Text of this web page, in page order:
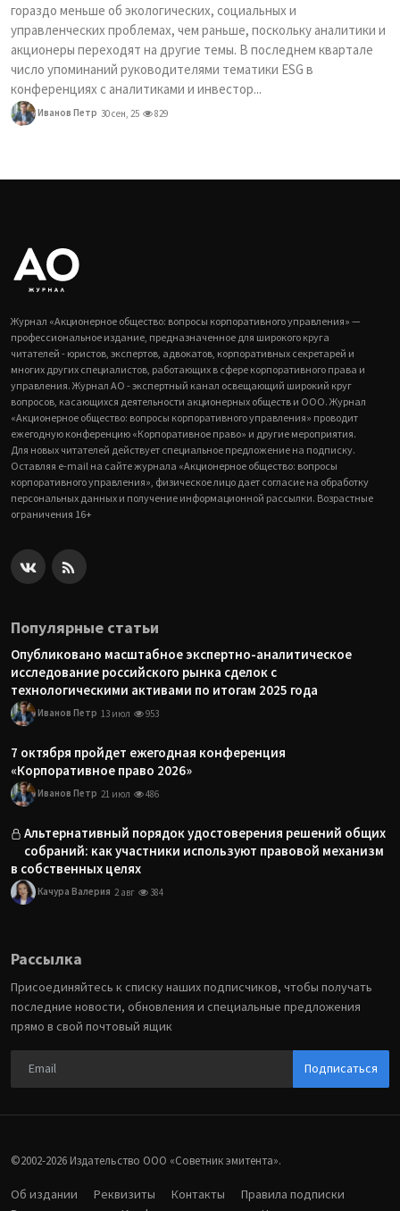
гораздо меньше об экологических, социальных и
управленческих проблемах, чем раньше, поскольку аналитики и
акционеры переходят на другие темы. В последнем квартале
число упоминаний руководителями тематики ESG в
конференциях с аналитиками и инвестор...
Иванов Петр 30 сен, 25 829
Журнал «Акционерное общество: вопросы корпоративного управления» —
профессиональное издание, предназначенное для широкого круга
читателей - юристов, экспертов, адвокатов, корпоративных секретарей и
многих других специалистов, работающих в сфере корпоративного права и
управления. Журнал АО - экспертный канал освещающий широкий круг
вопросов, касающихся деятельности акционерных обществ и ООО. Журнал
«Акционерное общество: вопросы корпоративного управления» проводит
ежегодную конференцию «Корпоративное право» и другие мероприятия.
Для новых читателей действует специальное предложение на подписку.
Оставляя e-mail на сайте журнала «Акционерное общество: вопросы
корпоративного управления», физическое лицо дает согласие на обработку
персональных данных и получение информационной рассылки. Возрастные
ограничения 16+
Популярные статьи
Опубликовано масштабное экспертно-аналитическое
исследование российского рынка сделок с
технологическими активами по итогам 2025 года
Иванов Петр 13 июл 953
7 октября пройдет ежегодная конференция
«Корпоративное право 2026»
Иванов Петр 21 июл 486
Альтернативный порядок удостоверения решений общих
собраний: как участники используют правовой механизм
в собственных целях
Качура Валерия 2 авг 384
Рассылка
Присоединяйтесь к списку наших подписчиков, чтобы получать
последние новости, обновления и специальные предложения
прямо в свой почтовый ящик
Подписаться
©2002-2026 Издательство ООО «‎Советник эмитента».
Об издании Реквизиты Контакты
Правила подписки